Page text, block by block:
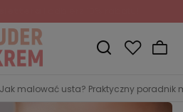
Jak malować usta? Praktyczny poradnik